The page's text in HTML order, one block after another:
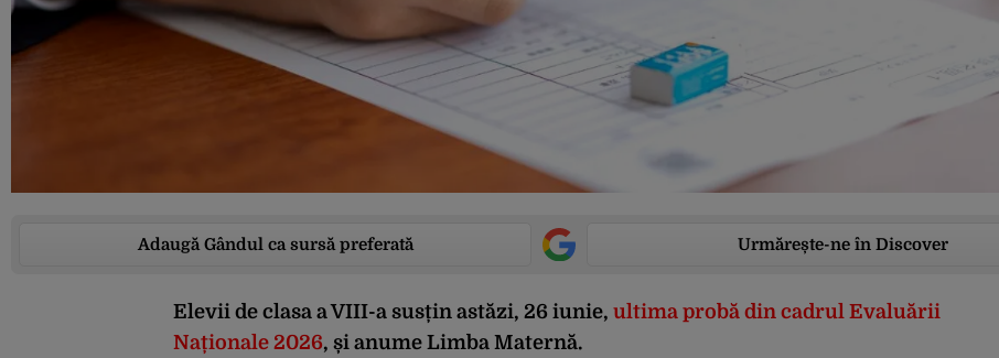
Adaugă Gândul ca sursă preferată Urmărește-ne în Discover
Elevii de clasa a VIII-a susțin astăzi, 26 iunie, ultima probă din cadrul Evaluării
Naționale 2026, și anume Limba Maternă.